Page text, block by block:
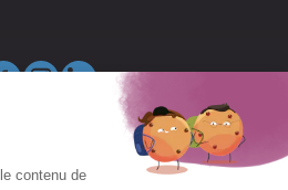
Instagram
LinkedIn
CONTACT